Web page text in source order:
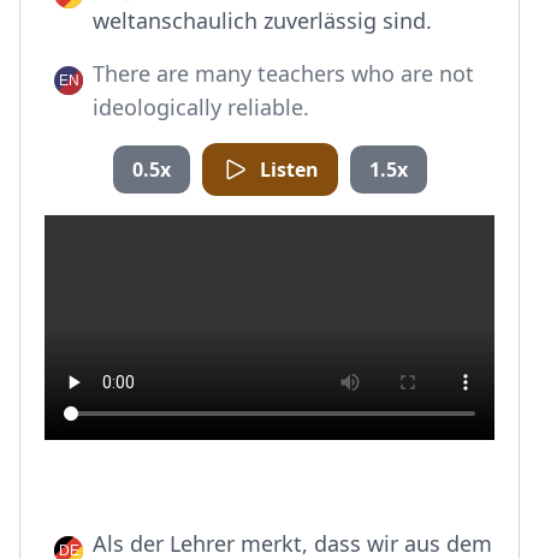
weltanschaulich zuverlässig sind.
There are many teachers who are not
ideologically reliable.
0.5x Listen 1.5x
Als der Lehrer merkt, dass wir aus dem